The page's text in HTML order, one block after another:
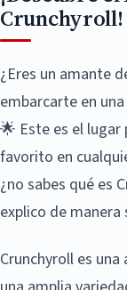
Crunchyroll!
¿Eres un amante
embarcarte en
🌟 Este es el
favorito en
¿no sabes qué es
explico de manera
Crunchyroll es